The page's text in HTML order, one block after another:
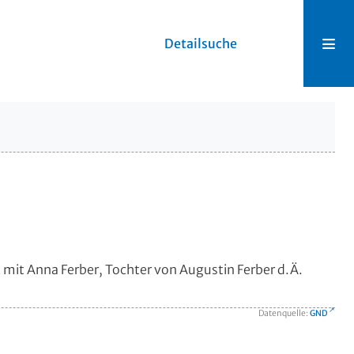
Detailsuche
Anna Ferber, Tochter von Augustin Ferber d.Ä.
Datenquelle: GND